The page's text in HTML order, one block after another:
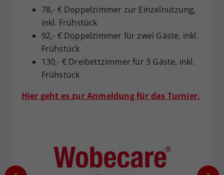
78,- € Doppelzimmer zur Einzelnutzung,
inkl. Frühstück
92,- € Doppelzimmer für zwei Gäste, inkl.
Frühstück
130,- € Dreibettzimmer für 3 Gäste, inkl.
Frühstück
Hier geht es zur Anmeldung für das Turnier.